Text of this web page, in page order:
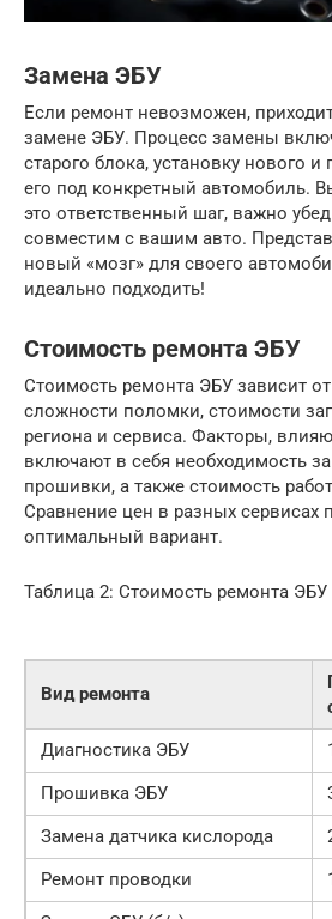
Замена ЭБУ
Если ремонт невозможен,
замене ЭБУ. Процесс замены
старого блока, установку нового
его под конкретный автомобиль.
это ответственный шаг, важно
совместим с вашим авто.
новый «мозг» для своего
идеально подходить!
Стоимость ремонта ЭБУ
Стоимость ремонта ЭБУ зависит
сложности поломки, стоимости
региона и сервиса. Факторы,
включают в себя необходимость
прошивки, а также стоимость
Сравнение цен в разных сервисах
оптимальный вариант.
Таблица 2: Стоимость ремонта
Вид ремонта
Диагностика ЭБУ
Прошивка ЭБУ
Замена датчика кислорода
Ремонт проводки